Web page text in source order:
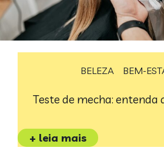
BELEZA BEM-
Teste de mecha:
+ leia mais